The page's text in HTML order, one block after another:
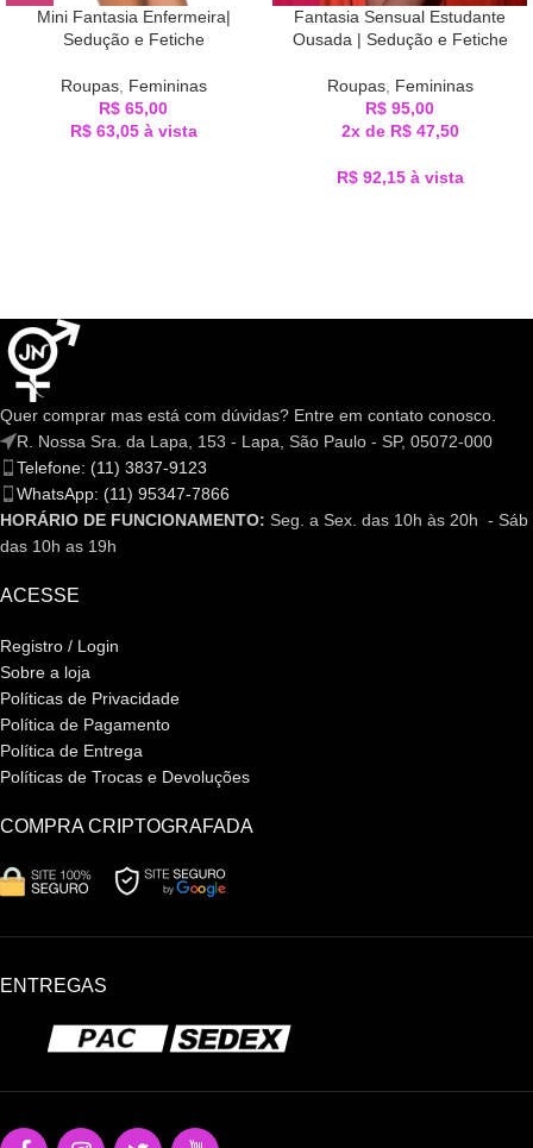
Mini Fantasia Enfermeira|
Sedução e Fetiche
Roupas, Femininas
R$ 65,00
R$63,05 à vista
Fantasia Sensual Estudante
Ousada | Sedução e Fetiche
Roupas, Femininas
R$ 95,00
2x de R$47,50
R$92,15 à vista
Quer comprar mas está com dúvidas? Entre em contato conosco.
R. Nossa Sra. da Lapa, 153 - Lapa, São Paulo - SP, 05072-000
Telefone: (11) 3837-9123
WhatsApp: (11) 95347-7866
HORÁRIO DE FUNCIONAMENTO: Seg. a Sex. das 10h às 20h - Sáb
das 10h as 19h
ACESSE
Registro / Login
Sobre a loja
Políticas de Privacidade
Política de Pagamento
Política de Entrega
Políticas de Trocas e Devoluções
COMPRA CRIPTOGRAFADA
ENTREGAS